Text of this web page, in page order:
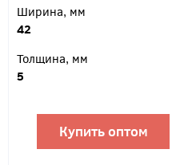
Ширина, мм
42
Толщина, мм
5
Купить оптом